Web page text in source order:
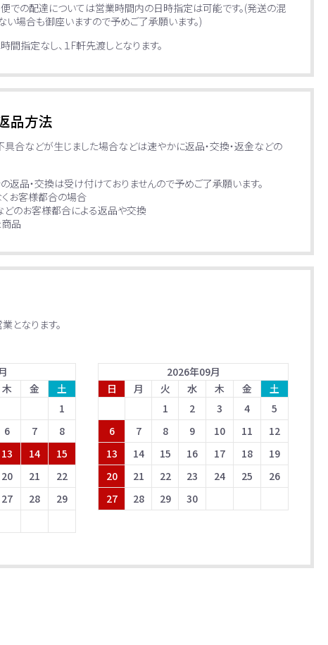
便での配達については営業時間内の日時指定は可能です。(発送の混
い場合も御座いますので予めご了承願います。)
指定なし、１F軒先渡しとなります。
品方法
具合などが生じました場合などは速やかに返品・交換・返金などの
品・交換は受け付けておりませんので予めご了承願います。
お客様都合の場合
のお客様都合による返品や交換
品
となります。
木 金
土
1
6 7
8
13 14
15
20 21
22
27 28
29
2026年09月
日
月 火 水 木 金
土
1
2 3 4
5
6
7 8 9 10 11
12
13
14 15 16 17 18
19
20
21 22 23 24 25
26
27
28 29 30